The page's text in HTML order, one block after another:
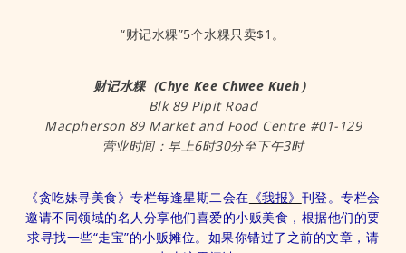
“财记水粿”5个水粿只卖$1。
财记水粿（Chye Kee Chwee Kueh）
Blk 89 Pipit Road
Macpherson 89 Market and Food Centre #01-129
营业时间：早上6时30分至下午3时
《贪吃妹寻美食》专栏每逢星期二会在 《我报》 刊登。专栏会
邀请不同领域的名人分享他们喜爱的小贩美食，根据他们的要
求寻找一些“走宝”的小贩摊位。如果你错过了之前的文章，请